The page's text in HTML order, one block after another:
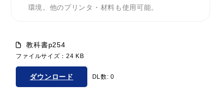
環境。他のプリンタ・材料も使用可能。
教科書p254
ファイルサイズ：24 KB
ダウンロード DL数: 0